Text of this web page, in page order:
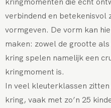
verbindend en betekenisvol
vormgeven. De vorm kan
maken: zowel de grootte
kring spelen namelijk een
kringmoment is.
In veel kleuterklassen
kring, vaak met zo’n 25